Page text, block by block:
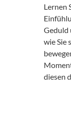
Lernen
Geduld
wie Sie
diesen